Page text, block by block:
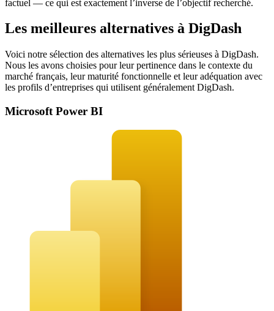
factuel — ce qui est exactement l’inverse de l’objectif recherché.
Les meilleures alternatives à DigDash
Voici notre sélection des alternatives les plus sérieuses à DigDash.
Nous les avons choisies pour leur pertinence dans le contexte du
marché français, leur maturité fonctionnelle et leur adéquation avec
les profils d’entreprises qui utilisent généralement DigDash.
Microsoft Power BI